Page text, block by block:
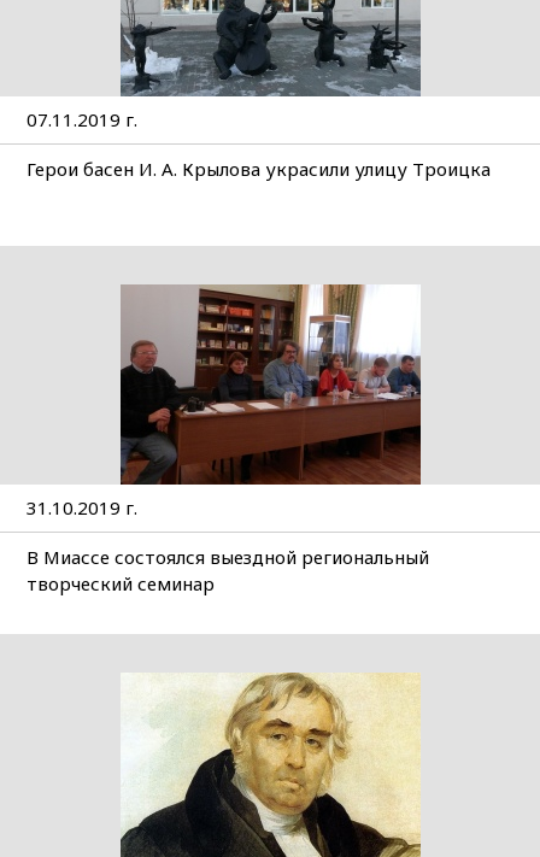
07.11.2019 г.
Герои басен И. А. Крылова украсили улицу Троицка
31.10.2019 г.
В Миассе состоялся выездной региональный
творческий семинар